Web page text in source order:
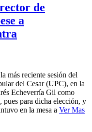
de
a
más reciente sesión del
del Cesar (UPC), en la
Echeverría Gil como
para dicha elección, y
en la mesa a Ver Mas